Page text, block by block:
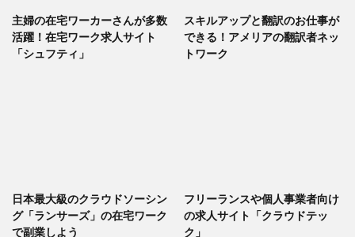
主婦の在宅ワーカーさんが多数
活躍！在宅ワーク求人サイト
「シュフティ」
スキルアップと翻訳のお仕事が
できる！アメリアの翻訳者ネッ
トワーク
日本最大級のクラウドソーシン
グ「ランサーズ」の在宅ワーク
で副業しよう
フリーランスや個人事業者向け
の求人サイト「クラウドテッ
ク」